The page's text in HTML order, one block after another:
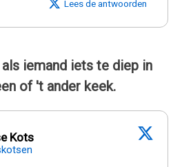
Lees de antwoorden
iemand iets te diep in
of 't ander keek.
Kots